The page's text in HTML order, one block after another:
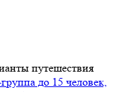
путешествия